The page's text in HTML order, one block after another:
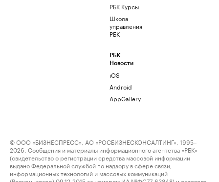
РБК Курсы
Школа
управления
РБК
РБК
Новости
iOS
Android
AppGallery
© ООО «БИЗНЕСПРЕСС», АО «РОСБИЗНЕСКОНСАЛТИНГ», 1995–
2026. Сообщения и материалы информационного агентства «РБК»
(свидетельство о регистрации средства массовой информации
выдано Федеральной службой по надзору в сфере связи,
информационных технологий и массовых коммуникаций